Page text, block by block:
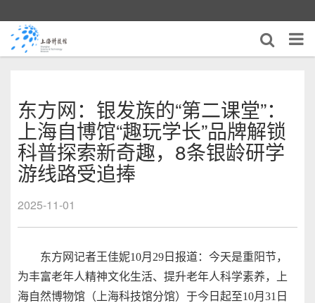
东方网：银发族的“第二课堂”：
上海自博馆“趣玩学长”品牌解锁
科普探索新奇趣，8条银龄研学
游线路受追捧
2025-11-01
东方网记者王佳妮10月29日报道：今天是重阳节，
为丰富老年人精神文化生活、提升老年人科学素养，上
海自然博物馆（上海科技馆分馆）于今日起至10月31日